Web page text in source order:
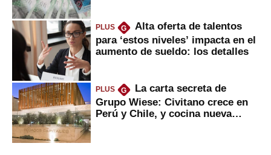
PLUS G
Alta oferta de talentos
para ‘estos niveles’ impacta en el
aumento de sueldo: los detalles
PLUS G
La carta secreta de
Grupo Wiese: Civitano crece en
Perú y Chile, y cocina nueva